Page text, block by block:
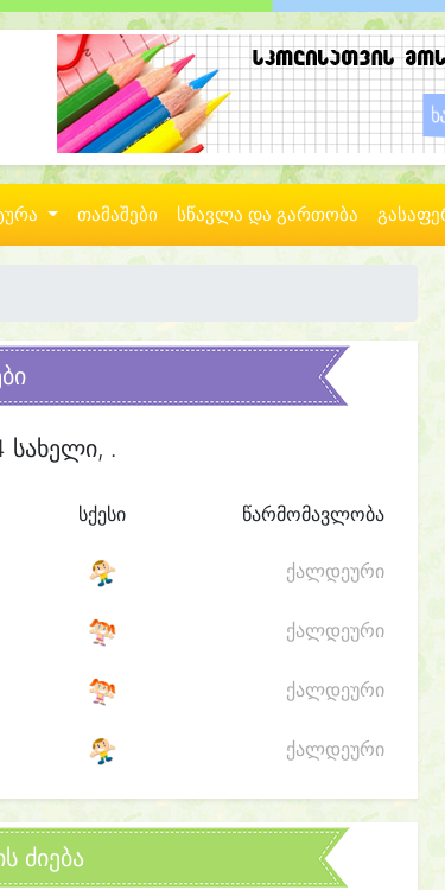
თამაშები სწავლა და გართობა
სახელი, .
სქესი წარმომავლობა
ქალდეური
ქალდეური
ქალდეური
ქალდეური
ძიება